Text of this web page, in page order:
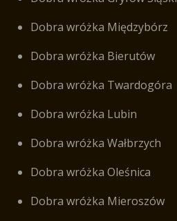
Dobra wróżka Międzybórz
Dobra wróżka Bierutów
Dobra wróżka Twardogóra
Dobra wróżka Lubin
Dobra wróżka Wałbrzych
Dobra wróżka Oleśnica
Dobra wróżka Mieroszów